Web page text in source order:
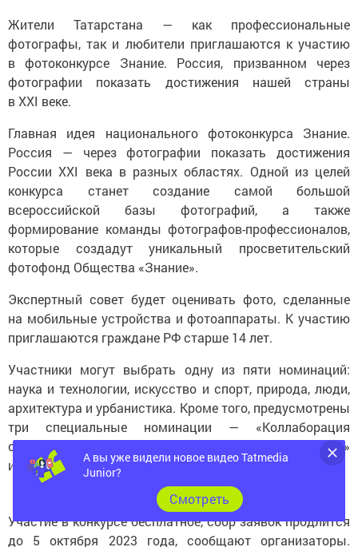
фотографы, так и любители приглашаются к участию
в фотоконкурсе Знание. Россия, призванном через
фотографии показать достижения нашей страны
в XXI веке.
Россия — через фотографии показать достижения
России XXI века в разных областях. Одной из целей
конкурса станет создание самой большой
всероссийской базы фотографий, а также
формирование команды фотографов-профессионалов,
которые создадут уникальный просветительский
фотофонд Общества «Знание».
на мобильные устройства и фотоаппараты. К участию
приглашаются граждане РФ старше 14 лет.
наука и технологии, искусство и спорт, природа, люди,
архитектура и урбанистика. Кроме того, предусмотрены
три специальные номинации — «Коллаборация
с искусственным интеллектом», «Народный выбор»
и «Выбор Первых».
Участие в конкурсе бесплатное, сбор заявок продлится
до 5 октября 2023 года, сообщают организаторы.
Подать заявку на участие можно насайте конкурса.
А вы уже видели новое видео Tatmedia
Junior?
Cмотреть